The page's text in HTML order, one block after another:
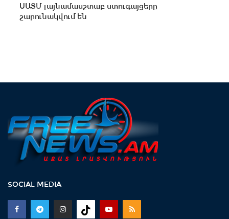
ՍԱՏՄ լայնամասշտաբ ստուգայցերը
շարունակվում են
SOCIAL MEDIA